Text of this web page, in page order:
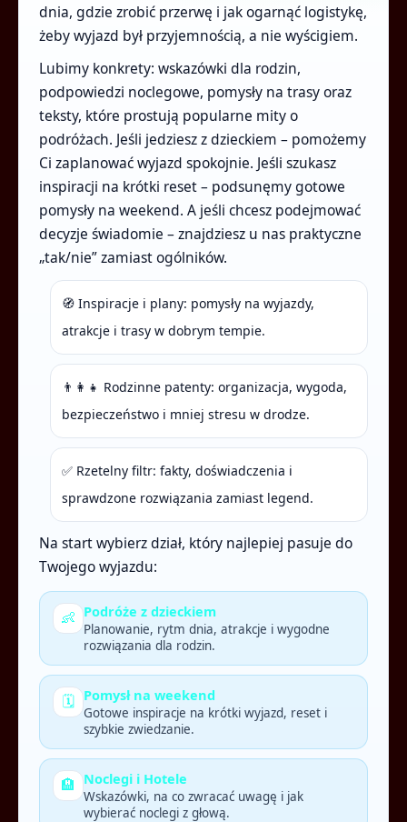
dnia, gdzie zrobić przerwę i jak ogarnąć logistykę,
żeby wyjazd był przyjemnością, a nie wyścigiem.
Lubimy konkrety: wskazówki dla rodzin,
podpowiedzi noclegowe, pomysły na trasy oraz
teksty, które prostują popularne mity o
podróżach. Jeśli jedziesz z dzieckiem – pomożemy
Ci zaplanować wyjazd spokojnie. Jeśli szukasz
inspiracji na krótki reset – podsunęmy gotowe
pomysły na weekend. A jeśli chcesz podejmować
decyzje świadomie – znajdziesz u nas praktyczne
„tak/nie” zamiast ogólników.
🧭 Inspiracje i plany: pomysły na wyjazdy,
atrakcje i trasy w dobrym tempie.
👨‍👩‍👧 Rodzinne patenty: organizacja, wygoda,
bezpieczeństwo i mniej stresu w drodze.
✅ Rzetelny filtr: fakty, doświadczenia i
sprawdzone rozwiązania zamiast legend.
Na start wybierz dział, który najlepiej pasuje do
Twojego wyjazdu:
👶 Podróże z dzieckiem
Planowanie, rytm dnia, atrakcje i wygodne
rozwiązania dla rodzin.
🗓️ Pomysł na weekend
Gotowe inspiracje na krótki wyjazd, reset i
szybkie zwiedzanie.
🏨 Noclegi i Hotele
Wskazówki, na co zwracać uwagę i jak
wybierać noclegi z głową.